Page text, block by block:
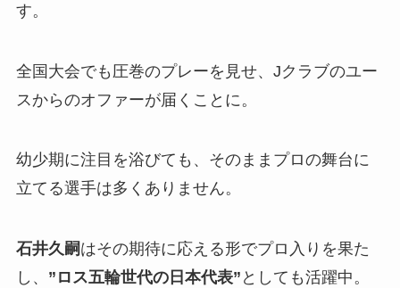
す。
全国大会でも圧巻のプレーを見せ、Jクラブのユー
スからのオファーが届くことに。
幼少期に注目を浴びても、そのままプロの舞台に
立てる選手は多くありません。
石井久嗣はその期待に応える形でプロ入りを果た
し、 ”ロス五輪世代の日本代表” としても活躍中。